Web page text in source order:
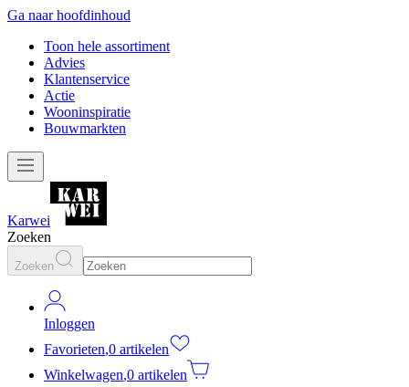
Ga naar hoofdinhoud
Toon hele assortiment
Advies
Klantenservice
Actie
Wooninspiratie
Bouwmarkten
Karwei
Zoeken
Zoeken
Inloggen
Favorieten,0 artikelen
Winkelwagen,0 artikelen